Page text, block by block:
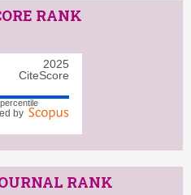
RANK
2025
CiteScore
by
RANK